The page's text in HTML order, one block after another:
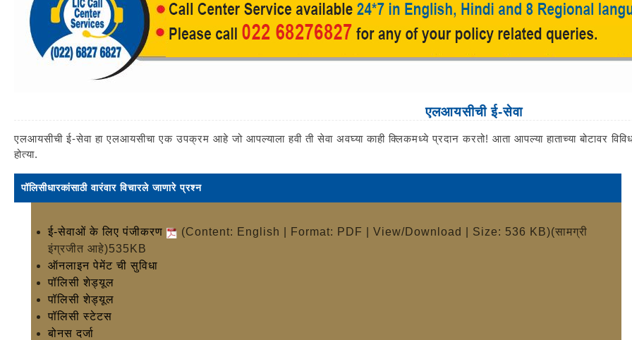
एलआयसीची ई-सेवा
एलआयसीची ई-सेवा हा एलआयसीचा एक उपक्रम आहे जो आपल्याला हवी ती सेवा अवघ्या काही क्लिकमध्ये प्रदान करतो! आता आपल्या हाताच्या बोटावर
होत्या.
पॉलिसीधारकांसाठी वारंवार विचारले जाणारे प्रश्न
ई-सेवाओं के लिए पंजीकरण (Content: English | Format: PDF | View/Download | Size: 536 KB)(सामग्री
इंग्रजीत आहे)535KB
ऑनलाइन पेमेंट ची सुविधा
पॉलिसी शेड्यूल
पॉलिसी शेड्यूल
पॉलिसी स्टेटस
बोनस दर्जा